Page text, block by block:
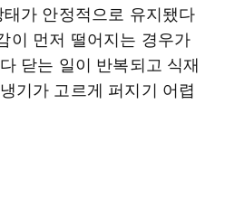
가 안정적으로 유지됐다
이 먼저 떨어지는 경우가
닫는 일이 반복되고 식재
기가 고르게 퍼지기 어렵